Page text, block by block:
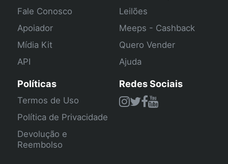
Fale Conosco
Apoiador
Mídia Kit
API
Leilões
Meeps - Cashback
Quero Vender
Ajuda
Políticas
Termos de Uso
Política de Privacidade
Devolução e
Reembolso
Redes Sociais